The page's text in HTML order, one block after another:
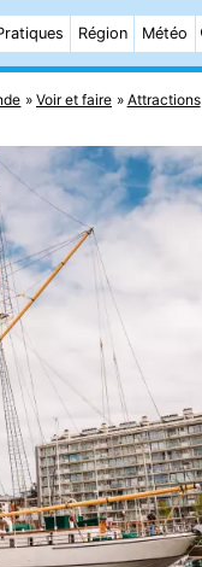
Région Météo
Voir et faire Attractions